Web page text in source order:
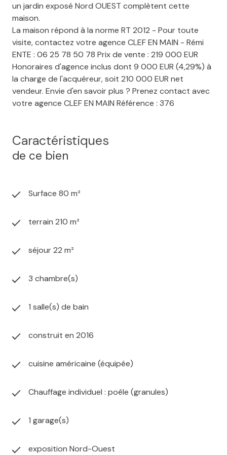
un jardin exposé Nord OUEST complètent cette
maison.
La maison répond à la norme RT 2012 - Pour toute
visite, contactez votre agence CLEF EN MAIN - Rémi
ENTE : 06 25 78 50 78 Prix de vente : 219 000 EUR
Honoraires d'agence inclus dont 9 000 EUR (4,29%) à
la charge de l'acquéreur, soit 210 000 EUR net
vendeur. Envie d'en savoir plus ? Prenez contact avec
votre agence CLEF EN MAIN Référence : 376
Caractéristiques
de ce bien
Surface 80 m²
terrain 210 m²
séjour 22 m²
3 chambre(s)
1 salle(s) de bain
construit en 2016
cuisine américaine (équipée)
Chauffage individuel : poêle (granules)
1 garage(s)
exposition Nord-Ouest